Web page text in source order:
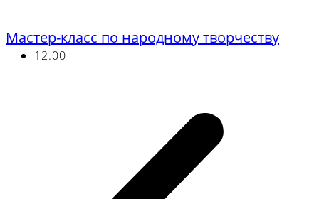
Мастер-класс по народному творчеству
12.00